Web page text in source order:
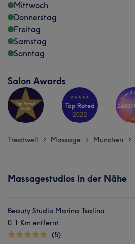
Mittwoch
Donnerstag
Freitag
Samstag
Sonntag
Salon Awards
Treatwell > Massage > München >
Massagestudios in der Nähe
Beauty Studio Marina Tsalina
0,1 Km entfernt
(5)